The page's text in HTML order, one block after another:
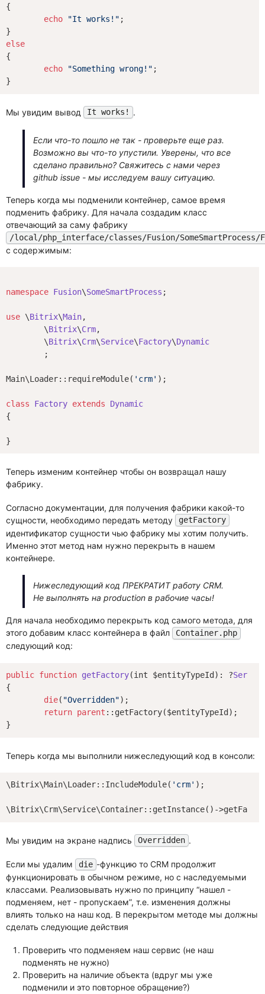
{
echo
"It works!" ;
else
{
echo
"Something wrong!" ;
Мы увидим вывод It works! .
Если что-то пошло не так - проверьте еще раз.
Возможно вы что-то упустили. Уверены, что все
сделано правильно? Свяжитесь с нами через
github issue - мы исследуем вашу ситуацию.
Теперь когда мы подменили контейнер, самое время
подменить фабрику. Для начала создадим класс
отвечающий за саму фабрику
/local/php_interface/classes/Fusion/SomeSmartProcess/
с содержимым:
namespace Fusion\SomeSmartProcess ;
use \Bitrix\Main,
	\
Bitrix\Crm,
	\
Bitrix\Crm\Service\Factory\Dynamic
Main\Loader::requireModule( 'crm' );
class Factory extends
Dynamic
{
Теперь изменим контейнер чтобы он возвращал нашу
фабрику.
Согласно документации, для получения фабрики какой-то
сущности, необходимо передать методу
getFactory
идентификатор сущности чью фабрику мы хотим получить.
Именно этот метод нам нужно перекрыть в нашем
контейнере.
Нижеследующий код ПРЕКРАТИТ работу CRM.
Не выполнять на production в рабочие часы!
Для начала необходимо перекрыть код самого метода, для
этого добавим класс контейнера в файл
Container.php
следующий код:
public function getFactory(int $entityTypeId) : ?
{
die( "Overridden");
return parent ::getFactory($entityTypeId);
Теперь когда мы выполнили нижеследующий код в консоли:
\Bitrix\Main\Loader::IncludeModule( 'crm' );
Мы увидим на экране надпись Overridden .
Если мы удалим die -функцию то CRM продолжит
функционировать в обычном режиме, но с наследуемыми
классами. Реализовывать нужно по принципу “нашел -
подменяем, нет - пропускаем”, т.е. изменения должны
влиять только на наш код. В перекрытом методе мы должны
сделать следующие действия
Проверить что подменяем наш сервис (не наш
подменять не нужно)
Проверить на наличие объекта (вдруг мы уже
подменили и это повторное обращение?)